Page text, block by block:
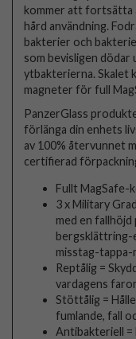
kommer att fortsätta
hård användning.
bakterier och
som bevisligen dödar
ytbakterierna. Skalet
magneter för full
PanzerGlass
förlänga din enhets
av 100% återvunnet
certifierad
Fullt MagSafe-
3 x Military
med en fallhöjd
misstag-tappa-
Reptålig =
vardagens
Stöttålig =
fumlande, fall
Antibakteriell =